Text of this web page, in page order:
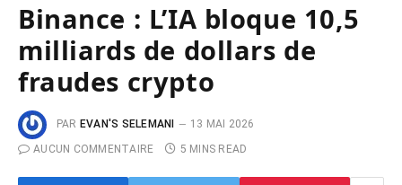
Binance : L’IA bloque 10,5
milliards de dollars de
fraudes crypto
PAR EVAN'S SELEMANI
13 MAI 2026
AUCUN COMMENTAIRE
5 MINS READ